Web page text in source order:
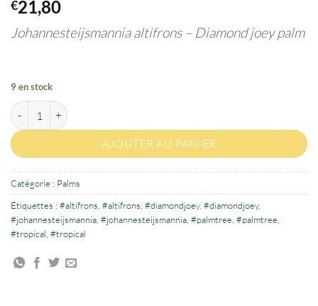
€21,80
Johannesteijsmannia altifrons – Diamond joey palm
9 en stock
quantité de Johannesteijsmannia altifrons
AJOUTER AU PANIER
Catégorie : Palms
Étiquettes : #altifrons, #altifrons, #diamondjoey, #diamondjoey,
#johannesteijsmannia, #johannesteijsmannia, #palmtree, #palmtree,
#tropical, #tropical